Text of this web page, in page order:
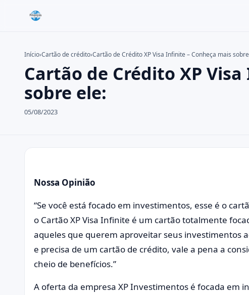
Buscar no site
Buscar por:
Pressione Enter para buscar ou ESC para fechar.
Início›Cartão de crédito›Cartão de Crédito XP Visa Infinite – Conheça mais
Cartão de Crédito XP
sobre ele:
05/08/2023
Nossa Opinião
“Se você está focado em investimentos, esse é o
o Cartão XP Visa Infinite é um cartão totalmente
aqueles que querem aproveitar seus investimentos
e precisa de um cartão de crédito, vale a pena a
cheio de benefícios.”
A oferta da empresa XP Investimentos é focada em